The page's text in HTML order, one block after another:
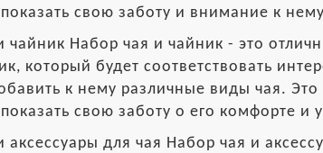
свою заботу и внимание к
чайник Набор чая и чайник - это
который будет соответствовать
к нему различные виды чая.
свою заботу о его комфорте и
аксессуары для чая Набор чая и